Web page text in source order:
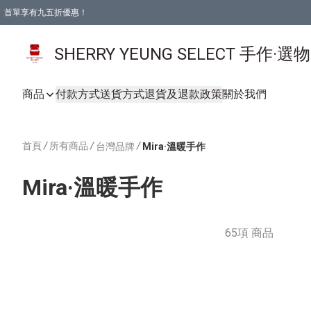
首單享有九五折優惠！
SHERRY YEUNG SELECT 手作·選
商品 付款方式送貨方式退貨及退款政策關於我們
首頁/ 所有商品 / 台灣品牌 / Mira·溫暖手作
Mira·溫暖手作
65項 商品